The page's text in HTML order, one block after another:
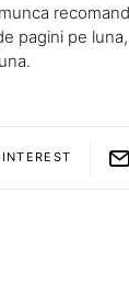
pagini pe